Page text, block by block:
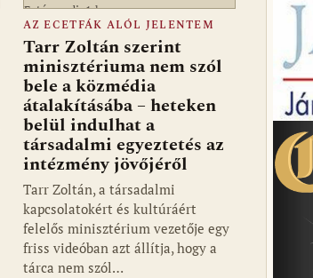
Fotó: media1.hu
AZ ECETFÁK ALÓL JELENTEM
Tarr Zoltán szerint
minisztériuma nem szól
bele a közmédia
átalakításába – heteken
belül indulhat a
társadalmi egyeztetés az
intézmény jövőjéről
Tarr Zoltán, a társadalmi
kapcsolatokért és kultúráért
felelős minisztérium vezetője egy
friss videóban azt állítja, hogy a
tárca nem szól…